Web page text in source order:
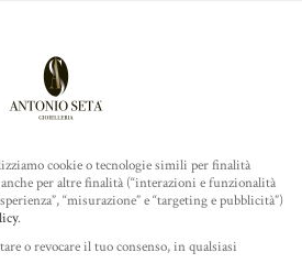
ROLEX
- Mer - Ven - Sab
- 16.45 / 20.00
cookie o tecnologie simili per finalità
per altre finalità (“interazioni e funzionalità
“misurazione” e “targeting e pubblicità”)
.
o revocare il tuo consenso, in qualsiasi